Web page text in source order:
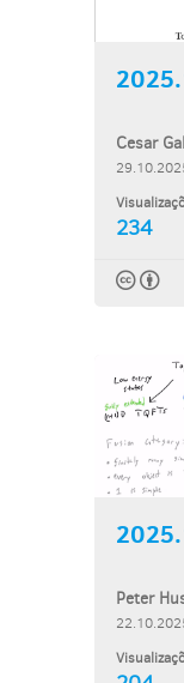
Cesar
234
Peter